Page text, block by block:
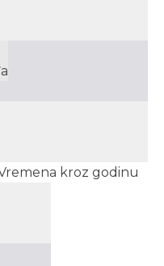
Vremena kroz godinu